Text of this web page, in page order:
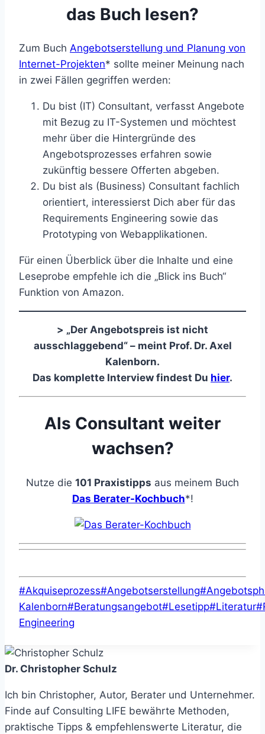
das Buch lesen?
Zum Buch Angebotserstellung und Planung von
Internet-Projekten* sollte meiner Meinung nach
in zwei Fällen gegriffen werden:
Du bist (IT) Consultant, verfasst Angebote
mit Bezug zu IT-Systemen und möchtest
mehr über die Hintergründe des
Angebotsprozesses erfahren sowie
zukünftig bessere Offerten abgeben.
Du bist als (Business) Consultant fachlich
orientiert, interessierst Dich aber für das
Requirements Engineering sowie das
Prototyping von Webapplikationen.
Für einen Überblick über die Inhalte und eine
Leseprobe empfehle ich die „Blick ins Buch“
Funktion von Amazon.
> „Der Angebotspreis ist nicht
ausschlaggebend“ – meint Prof. Dr. Axel
Kalenborn.
Das komplette Interview findest Du hier.
Als Consultant weiter
wachsen?
Nutze die 101 Praxistipps aus meinem Buch
Das Berater-Kochbuch*!
Schlagworte:
#Akquiseprozess#Angebotserstellung#
Kalenborn#Beratungsangebot#Lesetipp#Literatur#
Engineering
Dr. Christopher Schulz
Ich bin Christopher, Autor, Berater und Unternehmer.
Finde auf Consulting LIFE bewährte Methoden,
praktische Tipps & empfehlenswerte Literatur, die